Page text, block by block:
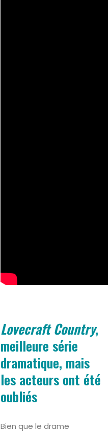
Lovecraft Country,
meilleure série
dramatique, mais
les acteurs ont été
oubliés
Bien que le drame